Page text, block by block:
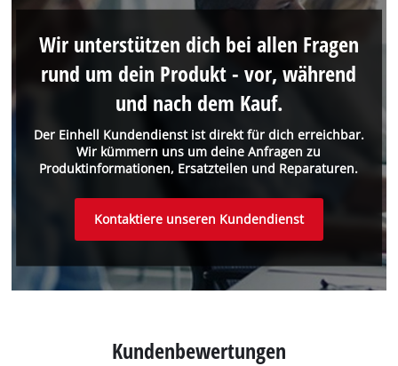
Der Einhell Kundendienst ist direkt für dich erreichbar.
Wir kümmern uns um deine Anfragen zu
Produktinformationen, Ersatzteilen und Reparaturen.
Wir unterstützen dich bei allen Fragen
rund um dein Produkt - vor, während
und nach dem Kauf.
Kontaktiere unseren Kundendienst
Kundenbewertungen